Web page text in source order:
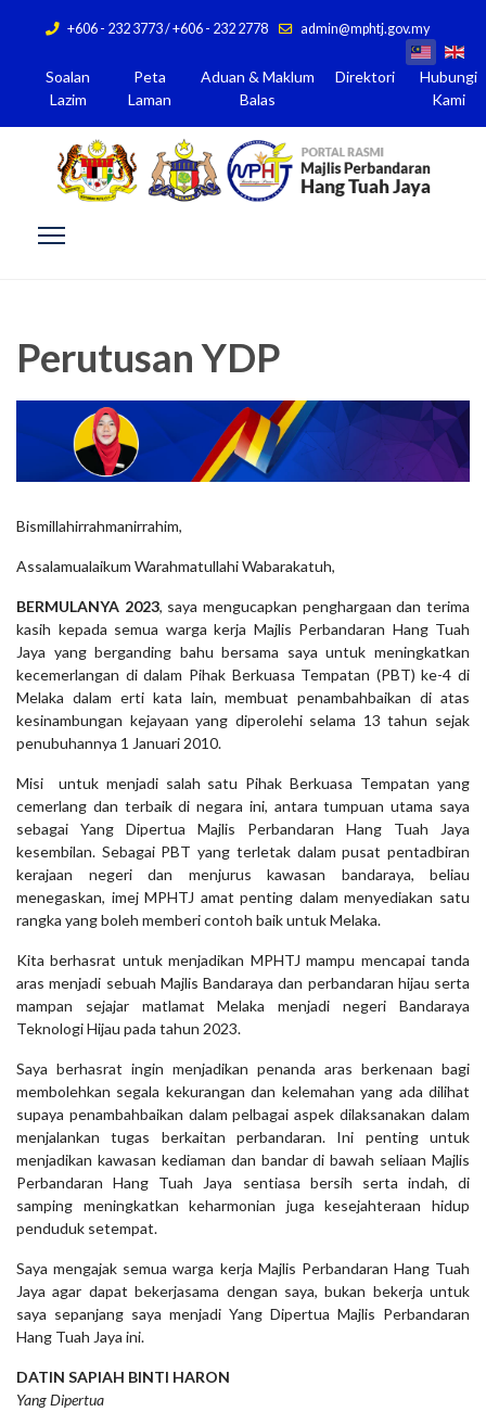
+606 - 232 3773 / +606 - 232 2778 admin@mphtj.gov.my
Soalan
Lazim
Peta
Laman
Aduan & Maklum
Balas
Direktori
Hubungi
Kami
Perutusan YDP
Bismillahirrahmanirrahim,
Assalamualaikum Warahmatullahi Wabarakatuh,
BERMULANYA 2023, saya mengucapkan penghargaan dan terima
kasih kepada semua warga kerja Majlis Perbandaran Hang Tuah
Jaya yang berganding bahu bersama saya untuk meningkatkan
kecemerlangan di dalam Pihak Berkuasa Tempatan (PBT) ke-4 di
Melaka dalam erti kata lain, membuat penambahbaikan di atas
kesinambungan kejayaan yang diperolehi selama 13 tahun sejak
penubuhannya 1 Januari 2010.
Misi untuk menjadi salah satu Pihak Berkuasa Tempatan yang
cemerlang dan terbaik di negara ini, antara tumpuan utama saya
sebagai Yang Dipertua Majlis Perbandaran Hang Tuah Jaya
kesembilan. Sebagai PBT yang terletak dalam pusat pentadbiran
kerajaan negeri dan menjurus kawasan bandaraya, beliau
menegaskan, imej MPHTJ amat penting dalam menyediakan satu
rangka yang boleh memberi contoh baik untuk Melaka.
Kita berhasrat untuk menjadikan MPHTJ mampu mencapai tanda
aras menjadi sebuah Majlis Bandaraya dan perbandaran hijau serta
mampan sejajar matlamat Melaka menjadi negeri Bandaraya
Teknologi Hijau pada tahun 2023.
Saya berhasrat ingin menjadikan penanda aras berkenaan bagi
membolehkan segala kekurangan dan kelemahan yang ada dilihat
supaya penambahbaikan dalam pelbagai aspek dilaksanakan dalam
menjalankan tugas berkaitan perbandaran. Ini penting untuk
menjadikan kawasan kediaman dan bandar di bawah seliaan Majlis
Perbandaran Hang Tuah Jaya sentiasa bersih serta indah, di
samping meningkatkan keharmonian juga kesejahteraan hidup
penduduk setempat.
Saya mengajak semua warga kerja Majlis Perbandaran Hang Tuah
Jaya agar dapat bekerjasama dengan saya, bukan bekerja untuk
saya sepanjang saya menjadi Yang Dipertua Majlis Perbandaran
Hang Tuah Jaya ini.
DATIN SAPIAH BINTI HARON
Yang Dipertua